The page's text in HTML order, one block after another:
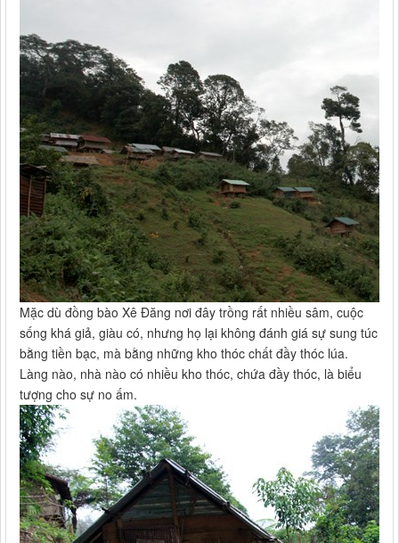
Mặc dù đồng bào Xê Đăng nơi đây trồng rất nhiều sâm, cuộc
sống khá giả, giàu có, nhưng họ lại không đánh giá sự sung túc
bằng tiền bạc, mà bằng những kho thóc chất đầy thóc lúa.
Làng nào, nhà nào có nhiều kho thóc, chứa đầy thóc, là biểu
tượng cho sự no ấm.